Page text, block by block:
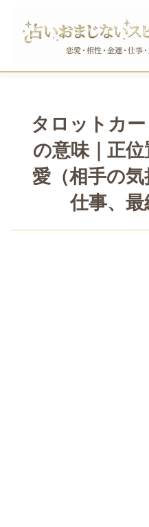
タロットカー
の意味｜正
愛（相手の
仕事、